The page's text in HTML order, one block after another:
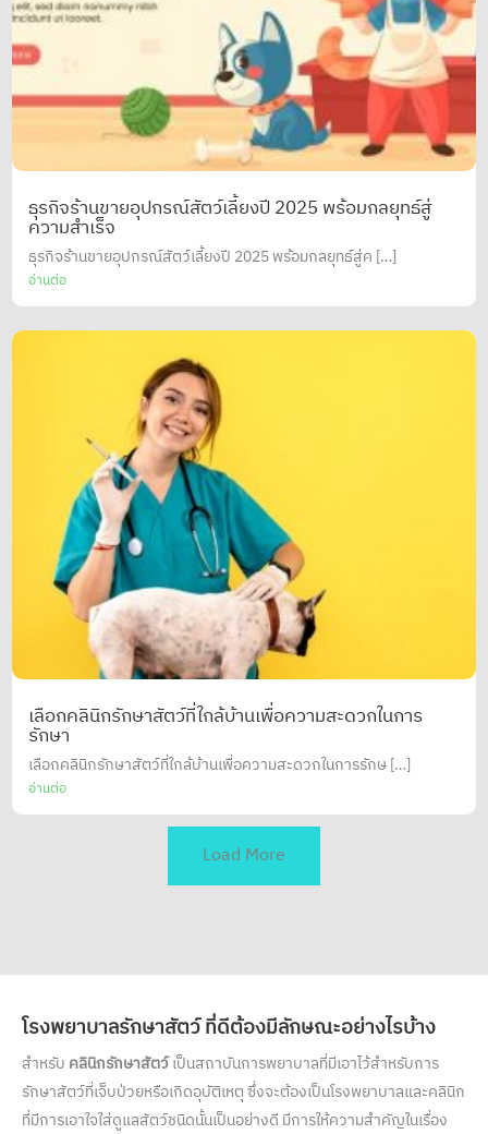
ธุรกิจร้านขายอุปกรณ์สัตว์เลี้ยงปี 2025 พร้อมกลยุทธ์สู่
ความสำเร็จ
ธุรกิจร้านขายอุปกรณ์สัตว์เลี้ยงปี 2025 พร้อมกลยุทธ์สู่ค […]
อ่านต่อ
เลือกคลินิกรักษาสัตว์ที่ใกล้บ้านเพื่อความสะดวกในการ
รักษา
เลือกคลินิกรักษาสัตว์ที่ใกล้บ้านเพื่อความสะดวกในการรักษ […]
อ่านต่อ
Load More
โรงพยาบาลรักษาสัตว์ที่ดีต้องมีลักษณะอย่างไรบ้าง
สำหรับ คลินิกรักษาสัตว์เป็นสถาบันการพยาบาลที่มีเอาไว้สำหรับการ
รักษาสัตว์ที่เจ็บป่วยหรือเกิดอุบัติเหตุ ซึ่งจะต้องเป็นโรงพยาบาลและคลินิก
ที่มีการเอาใจใส่ดูแลสัตว์ชนิดนั้นเป็นอย่างดี มีการให้ความสำคัญในเรื่อง